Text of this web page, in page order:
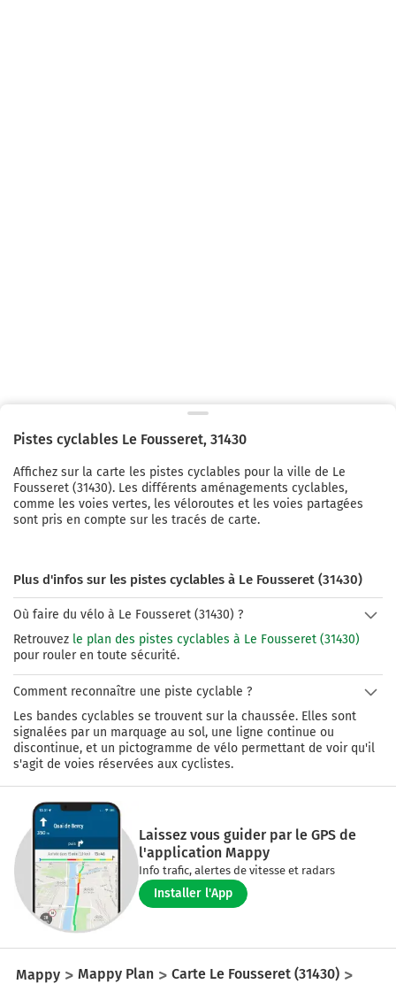
Pistes cyclables Le Fousseret, 31430
Affichez sur la carte les pistes cyclables pour la ville de Le
Fousseret (31430). Les différents aménagements cyclables,
comme les voies vertes, les véloroutes et les voies partagées
sont pris en compte sur les tracés de carte.
Plus d'infos sur les pistes cyclables à Le Fousseret (31430)
Où faire du vélo à Le Fousseret (31430) ?
Retrouvez le plan des pistes cyclables à Le Fousseret (31430)
pour rouler en toute sécurité.
Comment reconnaître une piste cyclable ?
Les bandes cyclables se trouvent sur la chaussée. Elles sont
signalées par un marquage au sol, une ligne continue ou
discontinue, et un pictogramme de vélo permettant de voir qu'il
s'agit de voies réservées aux cyclistes.
Laissez vous guider par le GPS de
l'application Mappy
Info trafic, alertes de vitesse et radars
Installer l'App
Mappy Mappy Plan
Carte Le Fousseret (31430)